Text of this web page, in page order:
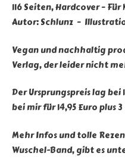
116 Seiten, Hardcover –
Autor: Schlunz –
Vegan und nachhaltig
Verlag, der leider nicht
Der Ursprungspreis lag bei
bei mir für 14,95 Euro plus
Mehr Infos und tolle
Wuschel-Band, gibt es